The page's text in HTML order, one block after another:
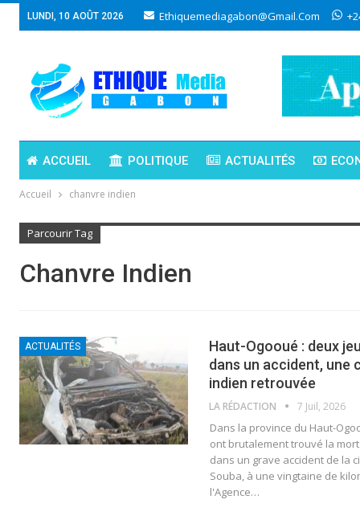
LUNDI, 10 AOÛT 2026 Ethiquemediagabon@gmail.com
ACCUEIL POLITIQUE ACTUALITÉS
Accueil chanvre indien
Parcourir Tag
Chanvre Indien
ACTUALITÉS
Haut-Ogooué : deux
dans un accident, une
indien retrouvée
LA RÉDACTION 7 Juil, 2026
Dans la province du Haut-
ont brutalement trouvé la
dans un grave accident de la
Souba, à une vingtaine de
l'Agence…